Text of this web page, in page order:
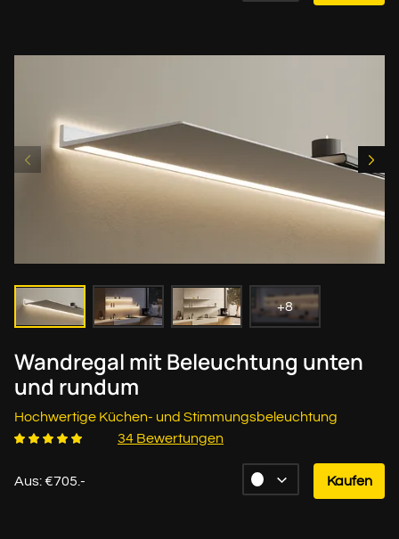
+8
Wandregal mit Beleuchtung unten
und rundum
Hochwertige Küchen- und Stimmungsbeleuchtung
34 Bewertungen
Aus: €705.- Kaufen